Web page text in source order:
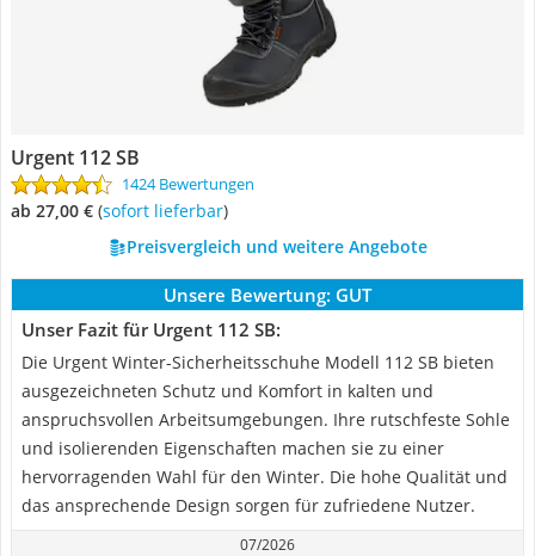
Urgent 112 SB
1424 Bewertungen
ab 27,00 € ( Sofort lieferbar)
Preisvergleich und weitere Angebote
Unsere Bewertung: GUT
Unser Fazit für Urgent 112 SB:
Die Urgent Winter-Sicherheitsschuhe Modell 112 SB bieten
ausgezeichneten Schutz und Komfort in kalten und
anspruchsvollen Arbeitsumgebungen. Ihre rutschfeste Sohle
und isolierenden Eigenschaften machen sie zu einer
hervorragenden Wahl für den Winter. Die hohe Qualität und
das ansprechende Design sorgen für zufriedene Nutzer.
07/2026